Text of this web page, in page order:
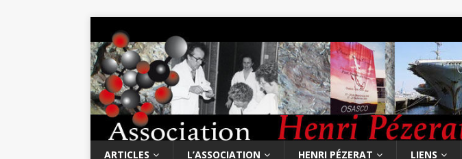
ARTICLES L’ASSOCIATION HENRI PÉZERAT LIENS